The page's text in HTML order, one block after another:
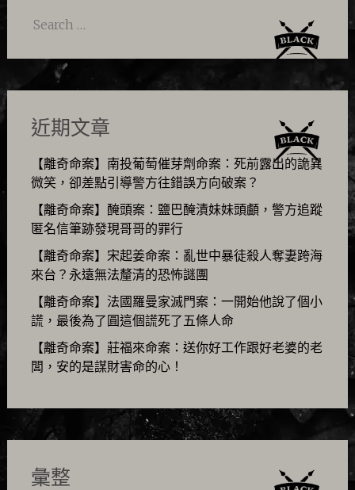
Search
近期文章
【離奇命案】南投葡萄催芽劑命案：死前露出的詭異
微笑，卻差點引導警方往錯誤方向破案？
【離奇命案】醃頭案：鹽巴醃漬妹妹頭顱，警方追蹤
匿名信筆跡發現哥哥的罪行
【離奇命案】宋起姜命案：亂世中暴徒殺人奪妻跨海
來台？永遠無法釐清的恐怖謎團
【離奇命案】法國羅曼家滅門案：一開始他說了個小
謊，最後為了圓這個謊死了五條人命
【離奇命案】莊福來命案：送你好工作跟好老婆的老
闆，安的是謀財害命的心！
彙整